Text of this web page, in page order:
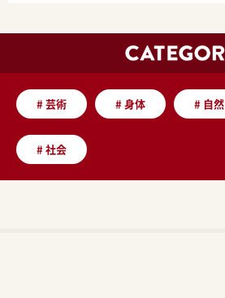
#芸術 #身体 # 自然
#社会